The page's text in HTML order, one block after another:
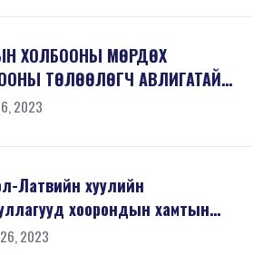
ХОЛБООНЫ МӨРДӨХ
ТӨЛӨӨЛӨГЧ АВЛИГАТАЙ
ГАЗАРТ ЗОЧЛ...
2023
Латвийн хуулийн
хоорондын хамтын
ахиц...
2023